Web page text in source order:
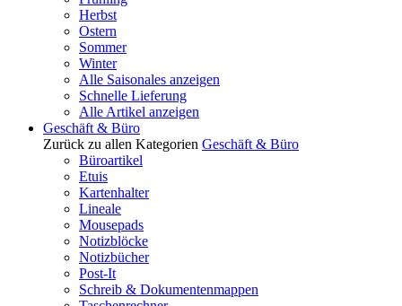
Herbst
Ostern
Sommer
Winter
Alle Saisonales anzeigen
Schnelle Lieferung
Alle Artikel anzeigen
Geschäft & Büro
Zurück zu allen Kategorien Geschäft & Büro
Büroartikel
Etuis
Kartenhalter
Lineale
Mousepads
Notizblöcke
Notizbücher
Post-It
Schreib & Dokumentenmappen